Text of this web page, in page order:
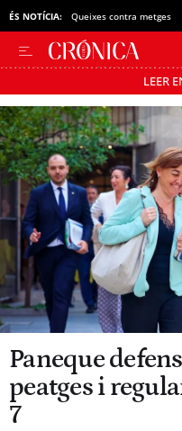
ÉS NOTÍCIA: Queixes contra metges
LEER
Passa’t al
Paneque
peatges i
7